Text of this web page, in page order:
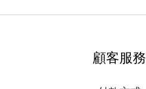
顧客服務